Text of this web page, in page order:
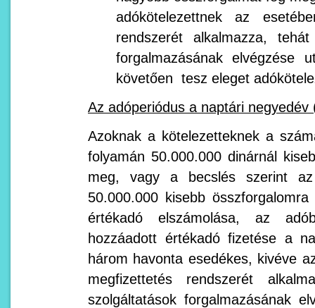
adókötelezettnek az
rendszerét alkalmazza,
forgalmazásának elvégzése
követően tesz eleget
Az adóperiódus a naptári negyedév
Azoknak a kötelezetteknek a
folyamán 50.000.000 dinárnál
meg, vagy a becslés szerint
50.000.000 kisebb
értékadó elszámolása, az
hozzáadott értékadó fizetése a
három havonta esedékes, kivéve
megfizettetés rendszerét
szolgáltatások forgalmazásának